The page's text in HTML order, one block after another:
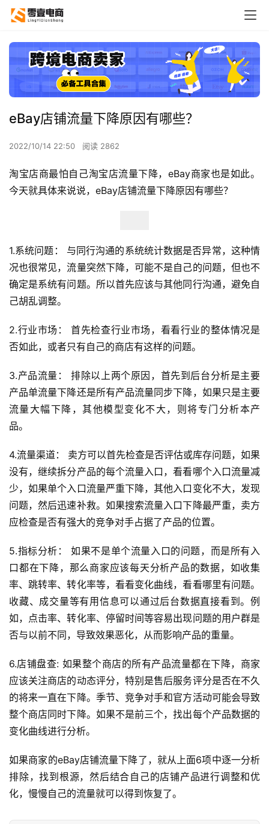
首
页
球
开
店
跨
百
科
社
eBay店铺流量下降原因有哪些？
2022/10/14 22:50 阅读 2862
淘宝店商最怕自己淘宝店流量下降，eBay商家也是如此。
今天就具体来说说，eBay店铺流量下降原因有哪些？
1.系统问题： 与同行沟通的系统统计数据是否异常，这种情
况也很常见，流量突然下降，可能不是自己的问题，但也不
确定是系统有问题。所以首先应该与其他同行沟通，避免自
己胡乱调整。
2.行业市场： 首先检查行业市场，看看行业的整体情况是
否如此，或者只有自己的商店有这样的问题。
3.产品流量： 排除以上两个原因，首先到后台分析是主要
产品单流量下降还是所有产品流量同步下降，如果只是主要
流量大幅下降，其他模型变化不大，则将专门分析本产
品。
4.流量渠道： 卖方可以首先检查是否评估或库存问题，如果
没有，继续拆分产品的每个流量入口，看看哪个入口流量减
少，如果单个入口流量严重下降，其他入口变化不大，发现
问题，然后迅速补救。如果搜索流量入口下降最严重，卖方
应检查是否有强大的竞争对手占据了产品的位置。
5.指标分析： 如果不是单个流量入口的问题，而是所有入
口都在下降，那么商家应该每天分析产品的数据，如收集
率、跳转率、转化率等，看看变化曲线，看看哪里有问题。
收藏、成交量等有用信息可以通过后台数据直接看到。例
如，点击率、转化率、停留时间等容易出现问题的用户群是
否与以前不同，导致效果恶化，从而影响产品的重量。
6.店铺盘查: 如果整个商店的所有产品流量都在下降，商家
应该关注商店的动态评分，特别是售后服务评分是否在不久
的将来一直在下降。季节、竞争对手和官方活动可能会导致
整个商店同时下降。如果不是前三个，找出每个产品数据的
变化曲线进行分析。
如果商家的eBay店铺流量下降了，就从上面6项中逐一分析
排除，找到根源，然后结合自己的店铺产品进行调整和优
化，慢慢自己的流量就可以得到恢复了。